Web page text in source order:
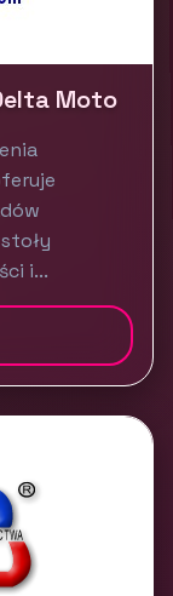
Moto
i...